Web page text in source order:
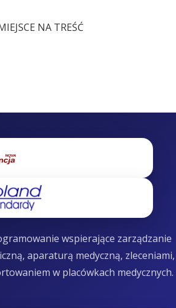
NA TREŚĆ
wspierające zarządzanie
aparaturą medyczną, zleceniami,
w placówkach medycznych.